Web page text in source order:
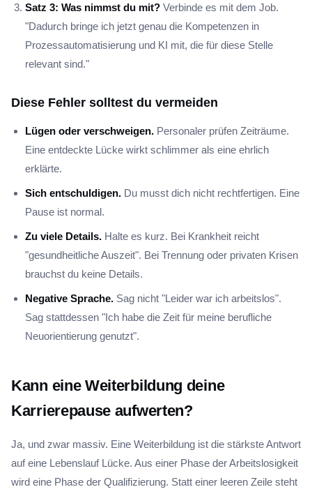
Satz 3: Was nimmst du mit? Verbinde es mit dem Job.
"Dadurch bringe ich jetzt genau die Kompetenzen in
Prozessautomatisierung und KI mit, die für diese Stelle
relevant sind."
Diese Fehler solltest du vermeiden
Lügen oder verschweigen. Personaler prüfen Zeiträume.
Eine entdeckte Lücke wirkt schlimmer als eine ehrlich
erklärte.
Sich entschuldigen. Du musst dich nicht rechtfertigen. Eine
Pause ist normal.
Zu viele Details. Halte es kurz. Bei Krankheit reicht
"gesundheitliche Auszeit". Bei Trennung oder privaten Krisen
brauchst du keine Details.
Negative Sprache. Sag nicht "Leider war ich arbeitslos".
Sag stattdessen "Ich habe die Zeit für meine berufliche
Neuorientierung genutzt".
Kann eine Weiterbildung deine
Karrierepause aufwerten?
Ja, und zwar massiv. Eine Weiterbildung ist die stärkste Antwort
auf eine Lebenslauf Lücke. Aus einer Phase der Arbeitslosigkeit
wird eine Phase der Qualifizierung. Statt einer leeren Zeile steht